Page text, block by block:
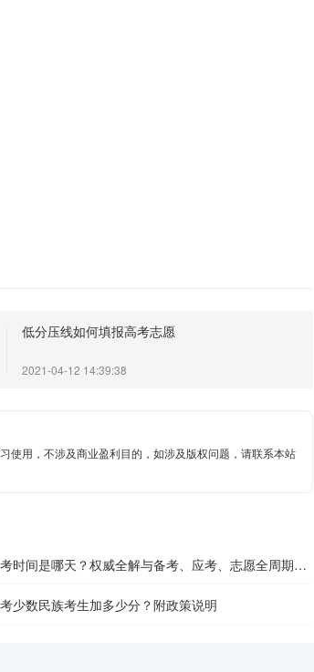
低分压线如何填报高考志愿
2021-04-12 14:39:38
使用，不涉及商业盈利目的，如涉及版权问题，请联系本站
时间是哪天？权威全解与备考、应考、志愿全周期指
少数民族考生加多少分？附政策说明